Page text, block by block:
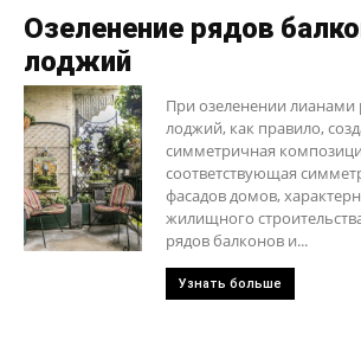
Озеленение рядов
лоджий
При озеленении лианами
лоджий, как правило,
симметричная
соответствующая
фасадов домов,
жилищного
рядов балконов и...
Узнать больше